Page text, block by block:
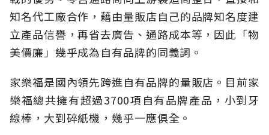
知名代工廠合作，藉由量販店自己的品牌知名度建
立產品信譽，再省去廣告、通路成本等，因此「物
美價廉」幾乎成為自有品牌的同義詞。
家樂福是國內領先跨進自有品牌的量販店。目前家
樂福總共擁有超過3700項自有品牌產品，小到牙
線棒，大到碎紙機，幾乎一應俱全。